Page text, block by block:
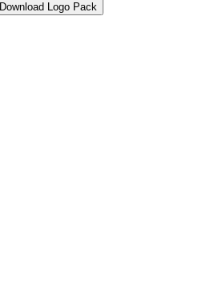
Download Logo Pack